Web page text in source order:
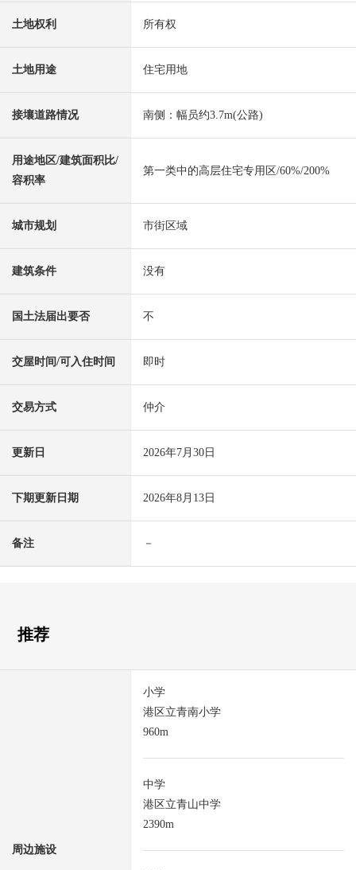
土地权利 所有权
土地用途 住宅用地
接壤道路情况 南侧：幅员约3.7m(公路)
用途地区/建筑面积比/
容积率
第一类中的高层住宅专用区/60%/200%
城市规划 市街区域
建筑条件 没有
国土法届出要否 不
交屋时间/可入住时间 即时
交易方式 仲介
更新日 2026年7月30日
下期更新日期 2026年8月13日
备注 －
推荐
周边施设
小学
港区立青南小学
960m
中学
港区立青山中学
2390m